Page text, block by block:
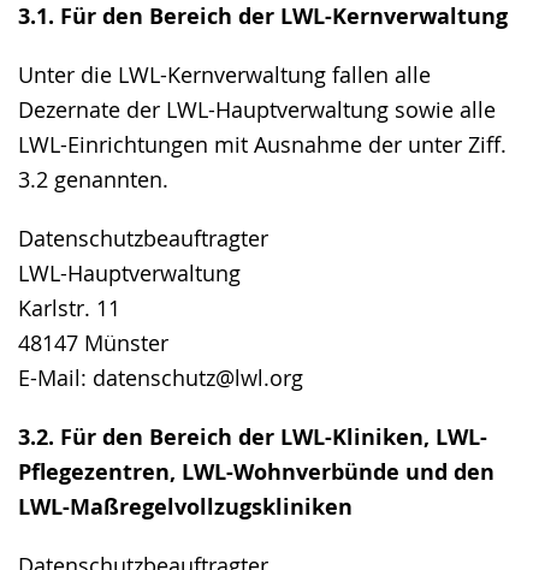
3.1. Für den Bereich der LWL-Kernverwaltung
Unter die LWL-Kernverwaltung fallen alle
Dezernate der LWL-Hauptverwaltung sowie alle
LWL-Einrichtungen mit Ausnahme der unter Ziff.
3.2 genannten.
Datenschutzbeauftragter
LWL-Hauptverwaltung
Karlstr. 11
48147 Münster
E-Mail: datenschutz@lwl.org
3.2. Für den Bereich der LWL-Kliniken, LWL-
Pflegezentren, LWL-Wohnverbünde und den
LWL-Maßregelvollzugskliniken